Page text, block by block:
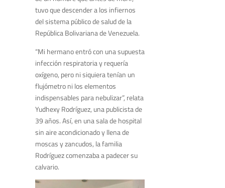
tuvo que descender a los infiernos
del sistema público de salud de la
República Bolivariana de Venezuela.
“Mi hermano entró con una supuesta
infección respiratoria y requería
oxígeno, pero ni siquiera tenían un
flujómetro ni los elementos
indispensables para nebulizar”, relata
Yudhexy Rodríguez, una publicista de
39 años. Así, en una sala de hospital
sin aire acondicionado y llena de
moscas y zancudos, la familia
Rodríguez comenzaba a padecer su
calvario.